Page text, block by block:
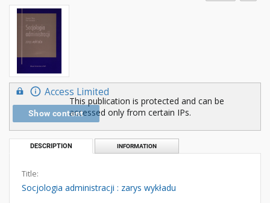
Access Limited
Show content
This publication is protected and can be
accessed only from certain IPs.
DESCRIPTION INFORMATION
Title:
Socjologia administracji : zarys wykładu